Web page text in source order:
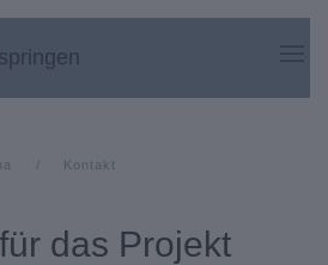
Kontakt
das Projekt